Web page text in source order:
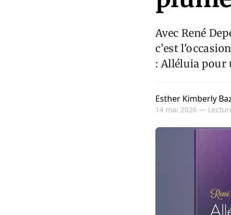
Avec René
c’est
: Alléluia pour
Esther Kimberly
14 mai 2026 —